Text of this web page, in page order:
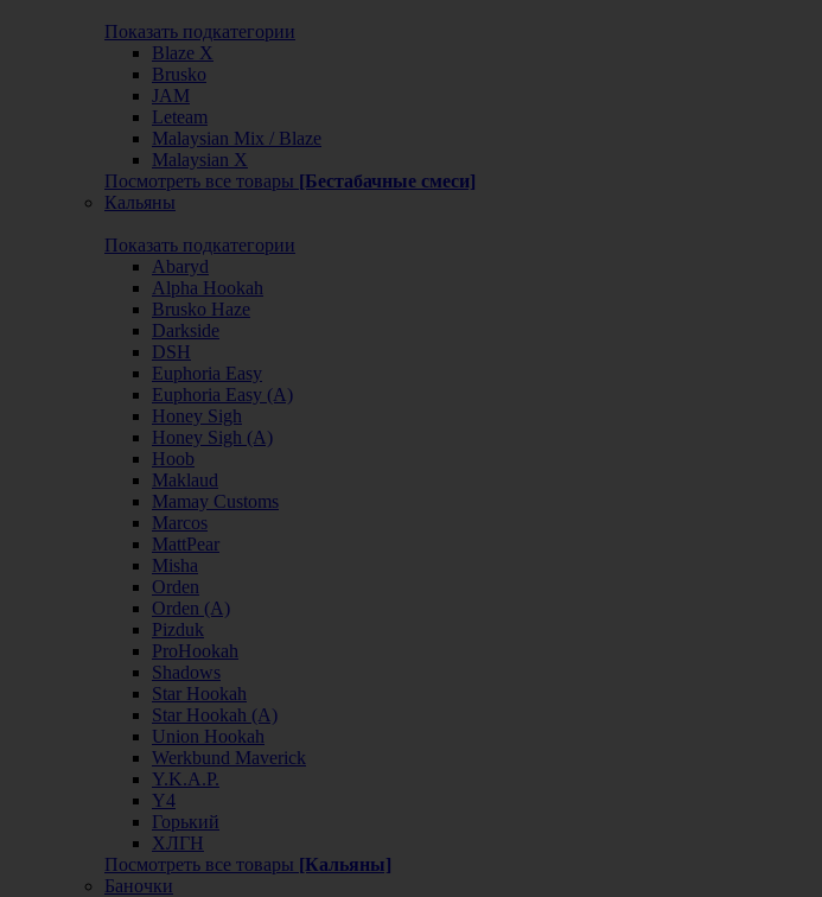
Показать подкатегории
Blaze X
Brusko
JAM
Leteam
Malaysian Mix / Blaze
Malaysian X
Посмотреть все товары [Бестабачные смеси]
Кальяны
Показать подкатегории
Abaryd
Alpha Hookah
Brusko Haze
Darkside
DSH
Euphoria Easy
Euphoria Easy (А)
Honey Sigh
Honey Sigh (А)
Hoob
Maklaud
Mamay Customs
Marcos
MattPear
Misha
Orden
Orden (А)
Pizduk
ProHookah
Shadows
Star Hookah
Star Hookah (А)
Union Hookah
Werkbund Maverick
Y.K.A.P.
Y4
Горький
ХЛГН
Посмотреть все товары [Кальяны]
Баночки